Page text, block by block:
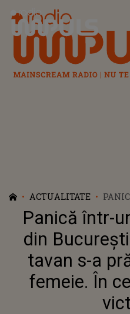
Radio Impuls
ACTUALITATE
DIN
Panică într-
din
tavan s-a
femeie. În